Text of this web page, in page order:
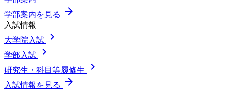
学部案内を見る arrow_forward
入試情報
大学院入試
chevron_right
学部入試 chevron_right
研究生・科目等履修生 chevron_right
入試情報を見る arrow_forward